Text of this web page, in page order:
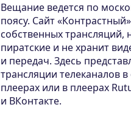
Вещание ведется по
поясу. Сайт
собственных трансляций,
пиратские и не хранит
и передач. Здесь
трансляции телеканалов
плеерах или в плеерах
и ВКонтакте.